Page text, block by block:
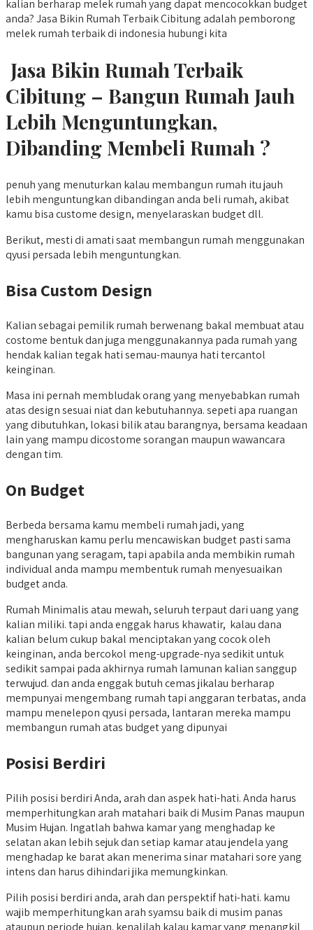
kalian berharap melek rumah yang dapat mencocokkan budget
anda? Jasa Bikin Rumah Terbaik Cibitung adalah pemborong
melek rumah terbaik di indonesia hubungi kita
Jasa Bikin Rumah Terbaik
Cibitung – Bangun Rumah Jauh
Lebih Menguntungkan,
Dibanding Membeli Rumah ?
penuh yang menuturkan kalau membangun rumah itu jauh
lebih menguntungkan dibandingan anda beli rumah, akibat
kamu bisa custome design, menyelaraskan budget dll.
Berikut, mesti di amati saat membangun rumah menggunakan
qyusi persada lebih menguntungkan.
Bisa Custom Design
Kalian sebagai pemilik rumah berwenang bakal membuat atau
costome bentuk dan juga menggunakannya pada rumah yang
hendak kalian tegak hati semau-maunya hati tercantol
keinginan.
Masa ini pernah membludak orang yang menyebabkan rumah
atas design sesuai niat dan kebutuhannya. sepeti apa ruangan
yang dibutuhkan, lokasi bilik atau barangnya, bersama keadaan
lain yang mampu dicostome sorangan maupun wawancara
dengan tim.
On Budget
Berbeda bersama kamu membeli rumah jadi, yang
mengharuskan kamu perlu mencawiskan budget pasti sama
bangunan yang seragam, tapi apabila anda membikin rumah
individual anda mampu membentuk rumah menyesuaikan
budget anda.
Rumah Minimalis atau mewah, seluruh terpaut dari uang yang
kalian miliki. tapi anda enggak harus khawatir, kalau dana
kalian belum cukup bakal menciptakan yang cocok oleh
keinginan, anda bercokol meng-upgrade-nya sedikit untuk
sedikit sampai pada akhirnya rumah lamunan kalian sanggup
terwujud. dan anda enggak butuh cemas jikalau berharap
mempunyai mengembang rumah tapi anggaran terbatas, anda
mampu menelepon qyusi persada, lantaran mereka mampu
membangun rumah atas budget yang dipunyai
Posisi Berdiri
Pilih posisi berdiri Anda, arah dan aspek hati-hati. Anda harus
memperhitungkan arah matahari baik di Musim Panas maupun
Musim Hujan. Ingatlah bahwa kamar yang menghadap ke
selatan akan lebih sejuk dan setiap kamar atau jendela yang
menghadap ke barat akan menerima sinar matahari sore yang
intens dan harus dihindari jika memungkinkan.
Pilih posisi berdiri anda, arah dan perspektif hati-hati. kamu
wajib memperhitungkan arah syamsu baik di musim panas
ataupun periode hujan. kenalilah kalau kamar yang menangkil